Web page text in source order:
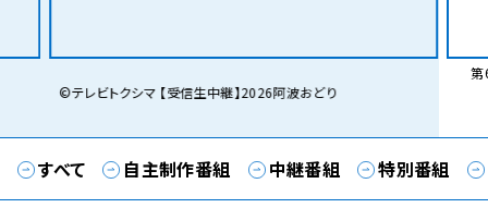
©テレビトクシマ 【受信生中継】2026阿波おどり
第
すべて 自主制作番組 中継番組 特別番組